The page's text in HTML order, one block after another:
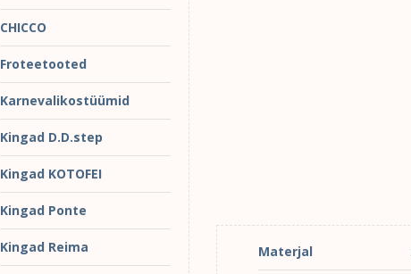
Materjal
CHICCO
Froteetooted
Karnevalikostüümid
Kingad D.D.step
Kingad KOTOFEI
Kingad Ponte
Kingad Reima